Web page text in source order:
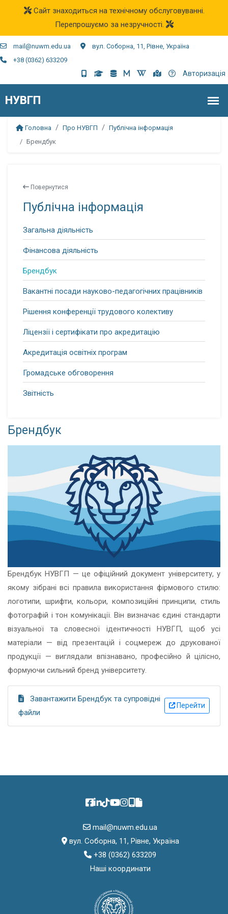
Сайт знаходиться на технічному обслуговуванні.
Перепрошуємо за незручності.
mail@nuwm.edu.ua
вул. Соборна, 11, Рівне, Україна
+38 (0362) 633209
Авторизація
Головна Про НУВГП
Публічна інформація
Брендбук
Повернутися
Публічна інформація
Загальна діяльність
Фінансова діяльність
Брендбук
Вакантні посади науково-педагогічних працівників
Рішення конференції трудового колективу
Ліцензії і сертифікати про акредитацію
Акредитація освітніх програм
Громадське обговорення
Звітність
Брендбук
Брендбук НУВГП — це офіційний документ університету, у
якому зібрані всі правила використання фірмового стилю:
логотипи, шрифти, кольори, композиційні принципи, стиль
фотографій і тон комунікації. Він визначає єдині стандарти
візуальної та словесної ідентичності НУВГП, щоб усі
матеріали — від презентацій і соцмереж до друкованої
продукції — виглядали впізнавано, професійно й цілісно,
формуючи сильний бренд університету.
Завантажити Брендбук та супровідні
файли
Перейти
mail@nuwm.edu.ua
вул. Соборна, 11, Рівне, Україна
+38 (0362) 633209
Наші координати